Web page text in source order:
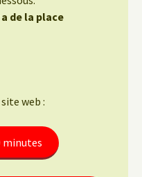
de la place
web :
minutes